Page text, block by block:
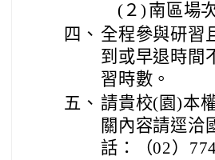
(２) 南區場
四、 全程參與研習
到或早退時間
習時數。
五、 請貴校(園)本
關內容請逕洽
話：（02）